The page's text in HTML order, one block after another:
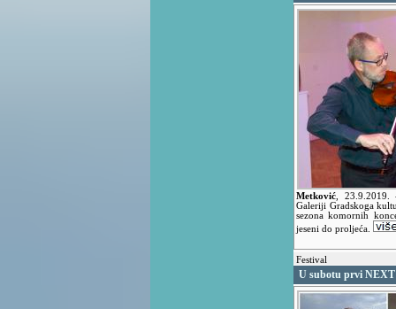
Metković 23.9.2019.
Galeriji Gradskoga
sezona komornih
jeseni do proljeća.
Festival
U subotu prvi